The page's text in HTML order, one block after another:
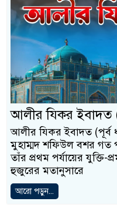
আলীর যিকর ইবাদত
আলীর যিকর ইবাদত (পূর্ব
মুহাম্মদ শফিউল বশর গত
তাঁর প্রথম পর্যায়ের যুক্তি-
হুজুরের মতানুসারে
আরো পড়ুন...